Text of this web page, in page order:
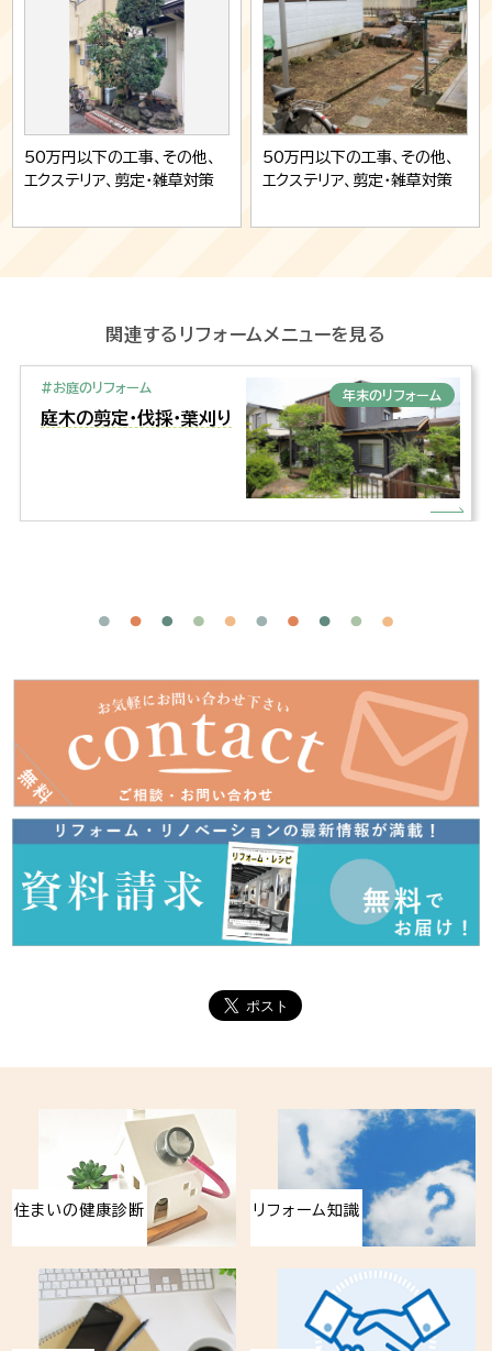
50万円以下の工事、その他、
エクステリア、剪定・雑草対策
50万円以下の工事、その他、
エクステリア、剪定・雑草対策
関連するリフォームメニューを見る
年末のリフォーム
#お庭のリフォーム
庭木の剪定・伐採・葉刈り
住まいの健康診断 リフォーム知識